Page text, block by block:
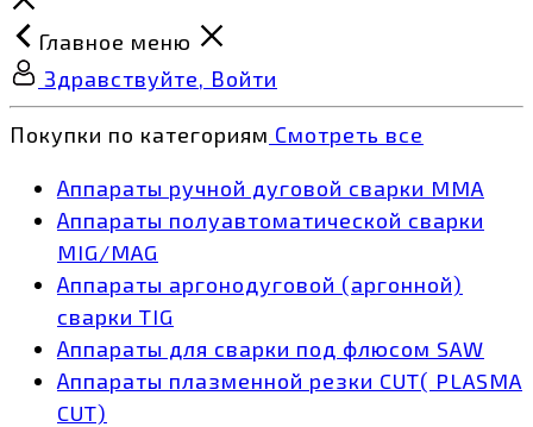
Главное меню
Здравствуйте, Войти
Покупки по категориям Смотреть все
Аппараты ручной дуговой сварки MMA
Аппараты полуавтоматической сварки
MIG/MAG
Аппараты аргонодуговой (аргонной)
сварки TIG
Аппараты для сварки под флюсом SAW
Аппараты плазменной резки CUT( PLASMA
CUT)